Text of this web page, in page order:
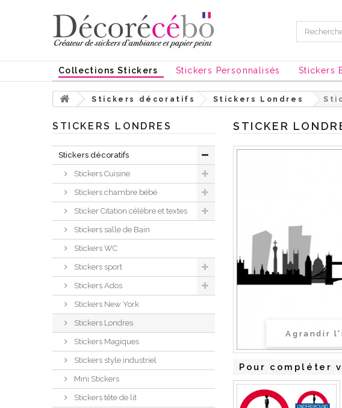
Collections Stickers Stickers Personnalisés Stickers
Stickers décoratifs Stickers Londres
STICKERS LONDRES
Stickers décoratifs
Stickers Cuisine
Stickers chambre bébé
Sticker Citation célèbre et textes
Stickers salle de Bain
Stickers WC
Stickers sport
Stickers Ados
Stickers New York
Stickers Londres
Stickers Magiques
Stickers style industriel
Mini Stickers
Stickers tête de lit
STICKER
Agrandir
Pour compléter